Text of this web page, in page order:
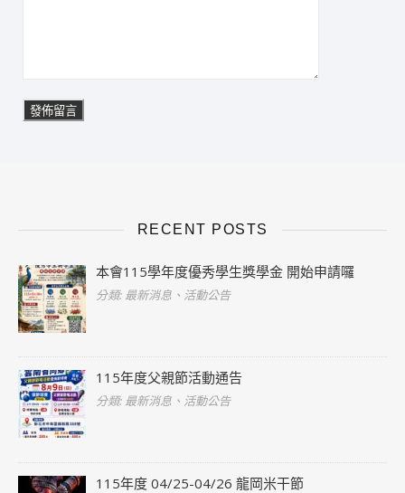
RECENT POSTS
本會115學年度優秀學生獎學金 開始申請囉
分類: 最新消息、活動公告
115年度父親節活動通告
分類: 最新消息、活動公告
115年度 04/25-04/26 龍岡米干節